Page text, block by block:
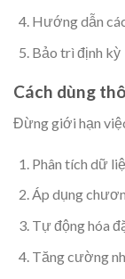
Hướng dẫn
Bảo trì định kỳ
Cách dùng
Đừng giới hạn
Phân tích dữ
Áp dụng
Tự động hóa
Tăng cường